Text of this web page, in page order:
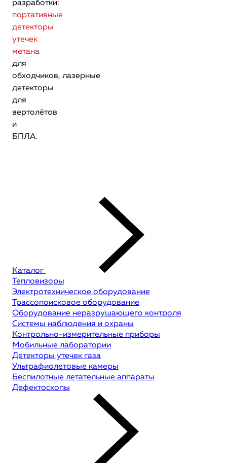
разработки:
портативные
детекторы
утечек
метана
для
обходчиков, лазерные
детекторы
для
вертолётов
и
БПЛА.
Каталог
Тепловизоры
Электротехническое оборудование
Трассопоисковое оборудование
Оборудование неразрушающего контроля
Системы наблюдения и охраны
Контрольно-измерительные приборы
Мобильные лаборатории
Детекторы утечек газа
Ультрафиолетовые камеры
Беспилотные летательные аппараты
Дефектоскопы